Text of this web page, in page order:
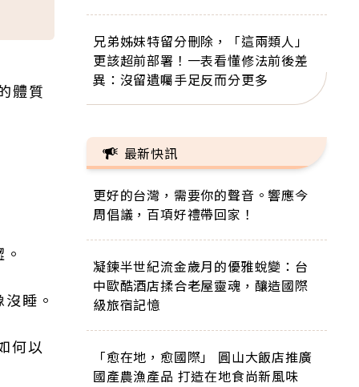
體質
睡。
何以
兄弟姊妹特留分刪除，「這兩類人」
更該超前部署！一表看懂修法前後差
異：沒留遺囑手足反而分更多
最新快訊
更好的台灣，需要你的聲音。響應今
周倡議，百項好禮帶回家！
凝鍊半世紀流金歲月的優雅蛻變：台
中歐酷酒店揉合老屋靈魂，釀造國際
級旅宿記憶
「愈在地，愈國際」 圓山大飯店推廣
國產農漁產品 打造在地食尚新風味